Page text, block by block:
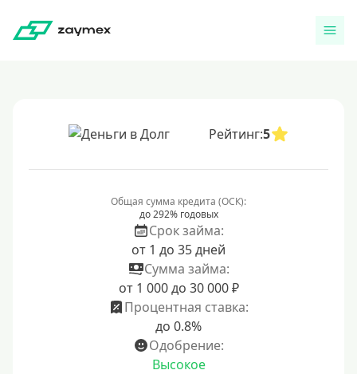
Рейтинг:5
Общая сумма кредита (ОСК):
до 292% годовых
Срок займа:
от 1 до 35 дней
Сумма займа:
от 1 000 до 30 000 ₽
Процентная ставка:
до 0.8%
Одобрение:
Высокое